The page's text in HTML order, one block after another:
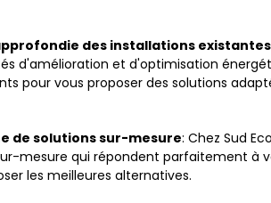
des installations existantes
d'amélioration et d'optimisation
pour vous proposer des solutions
de solutions sur-mesure: Chez Sud
mesure qui répondent parfaitement à
les meilleures alternatives.